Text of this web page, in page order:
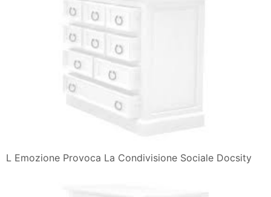
L Emozione Provoca La Condivisione Sociale Docsity